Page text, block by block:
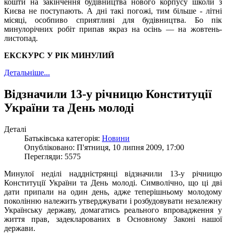
Києва не поступають. А дні такі погожі, тим більше - літні
місяці, особпиво сприятливі для будівництва. Бо пік
минулорічних робіт припав якраз на осінь — на жовтень-
листопад.
ЕКСКУРС У РІК МИНУЛИЙ
Детальніше...
Відзначили 13-у річницю Конституції
України та День молоді
Деталі
Батьківська категорія: Новини
Опубліковано: П'ятниця, 10 липня 2009, 17:00
Перегляди: 5575
Минулої неділі наддністрянці відзначили 13-у річницю
Конституції України та День молоді. Символічно, що ці дві
дати припали на один день, адже теперішньому молодому
поколінню належить утверджувати і розбудовувати незалежну
Українську державу, домагатись реального впровадження у
життя прав, задекларованих в Основному Законі нашої
держави.